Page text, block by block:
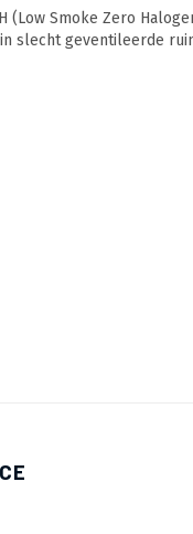
(Low Smoke Zero
slecht geventileerde